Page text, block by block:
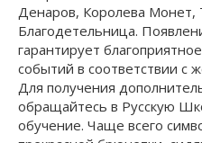
Денаров, Королева Монет,
Благодетельница.
гарантирует
событий в соответствии
Для получения
обращайтесь в Русскую
обучение. Чаще всего